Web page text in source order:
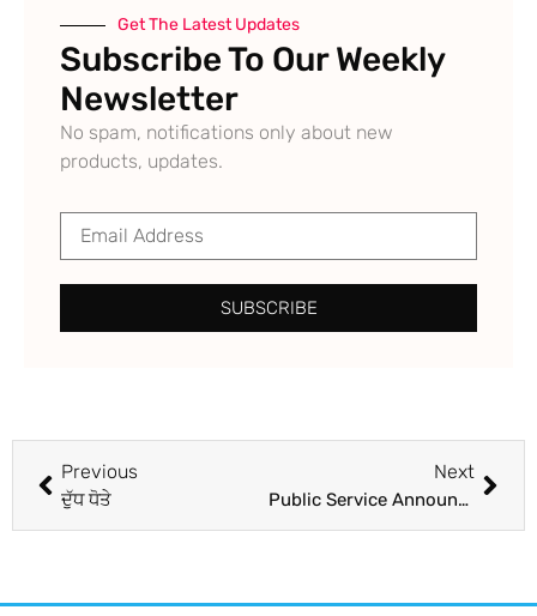
Get The Latest Updates
Subscribe To Our Weekly
Newsletter
No spam, notifications only about new
products, updates.
SUBSCRIBE
Previous
ਦੁੱਧ ਧੋਤੇ
Next
Public Service Announcement: Free Canadian Citizenship Preparation